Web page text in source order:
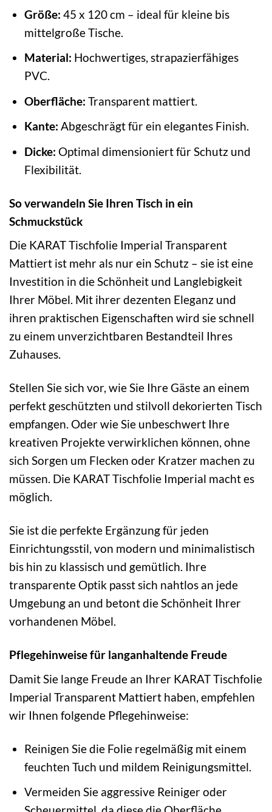
Größe: 45 x 120 cm – ideal für kleine bis
mittelgroße Tische.
Material: Hochwertiges, strapazierfähiges
PVC.
Oberfläche: Transparent mattiert.
Kante: Abgeschrägt für ein elegantes Finish.
Dicke: Optimal dimensioniert für Schutz und
Flexibilität.
So verwandeln Sie Ihren Tisch in ein
Schmuckstück
Die KARAT Tischfolie Imperial Transparent
Mattiert ist mehr als nur ein Schutz – sie ist eine
Investition in die Schönheit und Langlebigkeit
Ihrer Möbel. Mit ihrer dezenten Eleganz und
ihren praktischen Eigenschaften wird sie schnell
zu einem unverzichtbaren Bestandteil Ihres
Zuhauses.
Stellen Sie sich vor, wie Sie Ihre Gäste an einem
perfekt geschützten und stilvoll dekorierten Tisch
empfangen. Oder wie Sie unbeschwert Ihre
kreativen Projekte verwirklichen können, ohne
sich Sorgen um Flecken oder Kratzer machen zu
müssen. Die KARAT Tischfolie Imperial macht es
möglich.
Sie ist die perfekte Ergänzung für jeden
Einrichtungsstil, von modern und minimalistisch
bis hin zu klassisch und gemütlich. Ihre
transparente Optik passt sich nahtlos an jede
Umgebung an und betont die Schönheit Ihrer
vorhandenen Möbel.
Pflegehinweise für langanhaltende Freude
Damit Sie lange Freude an Ihrer KARAT Tischfolie
Imperial Transparent Mattiert haben, empfehlen
wir Ihnen folgende Pflegehinweise:
Reinigen Sie die Folie regelmäßig mit einem
feuchten Tuch und mildem Reinigungsmittel.
Vermeiden Sie aggressive Reiniger oder